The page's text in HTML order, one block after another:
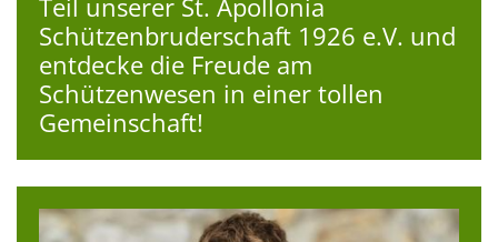
Teil unserer St. Apollonia
Schützenbruderschaft 1926 e.V. und
entdecke die Freude am
Schützenwesen in einer tollen
Gemeinschaft!